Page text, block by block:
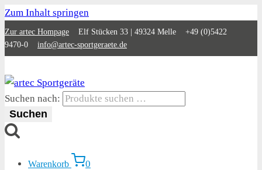
Zum Inhalt springen
Zur artec Hompage Elf Stücken 33 | 49324 Melle +49 (0)5422
9470-0 info@artec-sportgeraete.de
Suchen nach:
Suchen
Warenkorb 0